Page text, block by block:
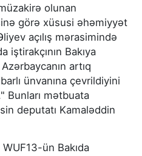
olunan
görə xüsusi əhəmiyyət
açılış mərasimində
iştirakçının Bakıya
artıq
ünvanına çevrildiyini
Bunları mətbuata
deputatı Kamaləddin
ün Bakıda